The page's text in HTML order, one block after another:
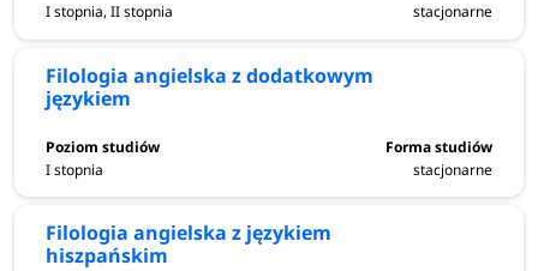
I stopnia, II stopnia stacjonarne
Filologia angielska z dodatkowym
językiem
I stopnia stacjonarne
Filologia angielska z językiem
hiszpańskim